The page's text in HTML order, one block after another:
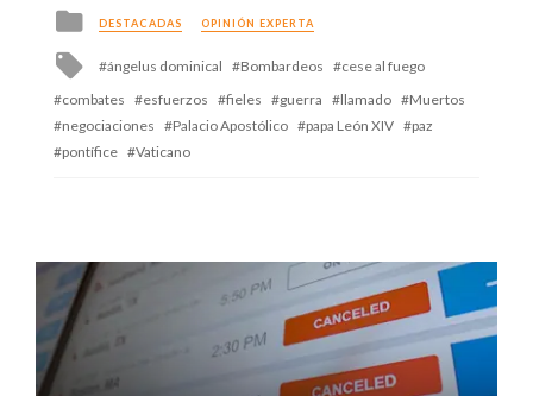
Posted
in
DESTACADAS OPINIÓN EXPERTA
Tagged
with
ángelus dominical Bombardeos
cese al fuego
combates
esfuerzos fieles guerra llamado
Muertos
negociaciones
Palacio Apostólico papa León XIV
paz
pontífice
Vaticano